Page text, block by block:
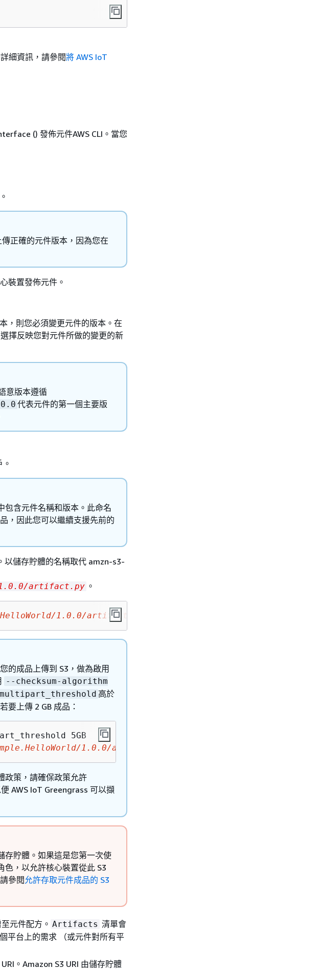
細資訊，請參閱將 AWS IoT
() 發佈元件AWS CLI。當您
正確的元件版本，因為您在
裝置發佈元件。
，則您必須變更元件的版本。在
擇反映您對元件所做的變更的新
意版本遵循
代表元件的第一個主要版
包含元件名稱和版本。此命名
，因此您可以繼續支援先前的
以儲存貯體的名稱取代 amzn-s3-
1.0.0/artifact.py 。
1.0.0/artifact.py
的成品上傳到 S3，做為啟用
--checksum-algorithm
高於
要上傳 2 GB 成品：
5GB
1.0.0/artifact.bin
政策，請確保政策允許
AWS IoT Greengrass 可以擷
存貯體。如果這是您第一次使
色，以允許核心裝置從此 S3
參閱 允許存取元件成品的 S3
元件配方。 Artifacts 清單會
平台上的需求 （或元件對所有平
。Amazon S3 URI 由儲存貯體